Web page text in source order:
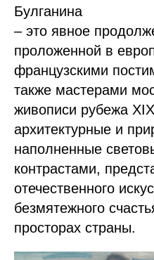
Булганина
– это явное
проложенной в
французскими
также мастерами
живописи рубежа
архитектурные и
наполненные
контрастами,
отечественного
безмятежного
просторах страны.